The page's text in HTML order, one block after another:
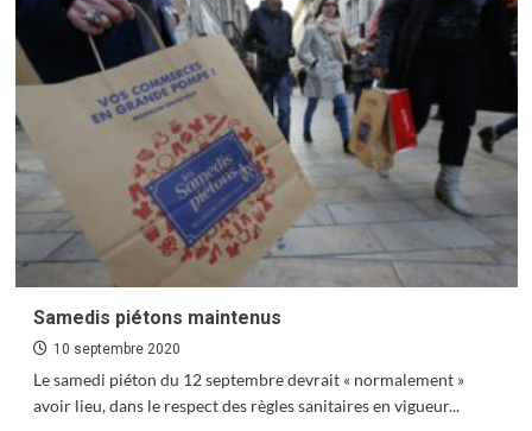
Lutte
anti-
Covid
Archeon,
l’excellence
bisontine
reconnue
l’Europe
Samedis piétons maintenus
10 septembre 2020
Le samedi piéton du 12 septembre devrait « normalement »
avoir lieu, dans le respect des règles sanitaires en vigueur...